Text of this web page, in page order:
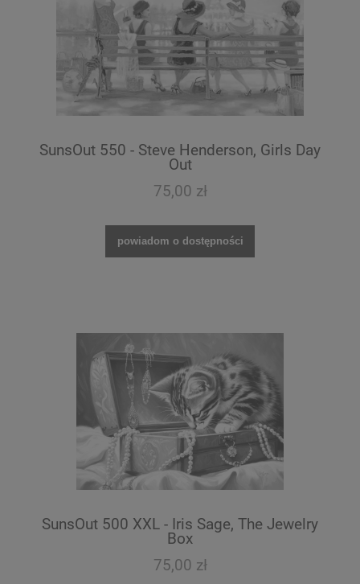
SunsOut 550 - Steve Henderson, Girls Day
Out
75,00 zł
powiadom o dostępności
SunsOut 500 XXL - Iris Sage, The Jewelry
Box
75,00 zł